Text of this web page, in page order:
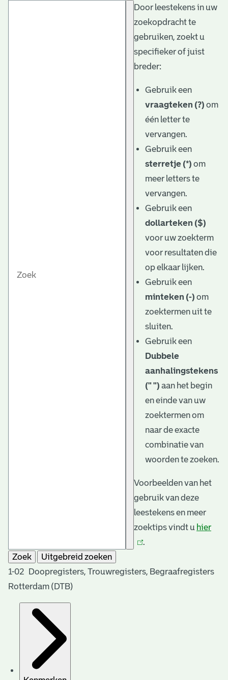
Door leestekens in uw
zoekopdracht te
gebruiken, zoekt u
specifieker of juist
breder:
Gebruik een
vraagteken (?) om
één letter te
vervangen.
Gebruik een
sterretje (*) om
meer letters te
vervangen.
Gebruik een
dollarteken ($)
voor uw zoekterm
voor resultaten die
op elkaar lijken.
Gebruik een
minteken (-) om
zoektermen uit te
sluiten.
Gebruik een
Dubbele
aanhalingstekens
(" ") aan het begin
en einde van uw
zoektermen om
naar de exacte
combinatie van
woorden te zoeken.
Voorbeelden van het
gebruik van deze
leestekens en meer
zoektips vindt u hier
.
Zoek
Uitgebreid zoeken
1-02 Doopregisters, Trouwregisters, Begraafregisters
Rotterdam (DTB)